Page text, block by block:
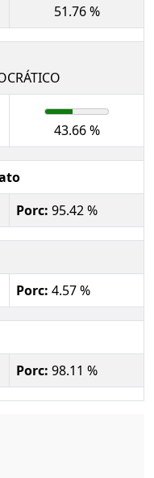
51.76 %
43.66 %
Porc: 95.42 %
Porc: 4.57 %
Porc: 98.11 %